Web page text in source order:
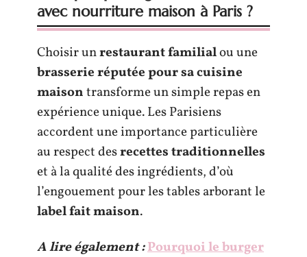
avec nourriture maison à Paris ?
Choisir unrestaurant familialou une
brasserie réputée pour sa cuisine
maisontransforme un simple repas en
expérience unique. Les Parisiens
accordent une importance particulière
au respect desrecettes traditionnelles
et à la qualité des ingrédients, d’où
l’engouement pour les tables arborant le
label fait maison.
A lire également :Pourquoi le burger